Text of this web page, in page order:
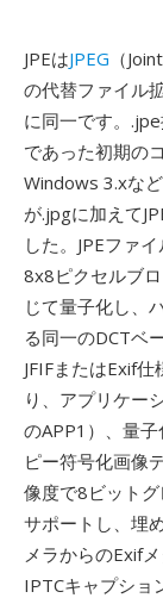
JPEはJPEG （
の代替ファイル
に同一です。
であった初期の
Windows 3.xな
が.jpgに加えて
した。JPEファ
8x8ピクセルブ
じて量子化し、
る同一のDCTベ
JFIFまたはExif
り、アプリケー
のAPP1）、量
ピー符号化画像
像度で8ビット
サポートし、埋
メラからのExif
IPTCキャプショ